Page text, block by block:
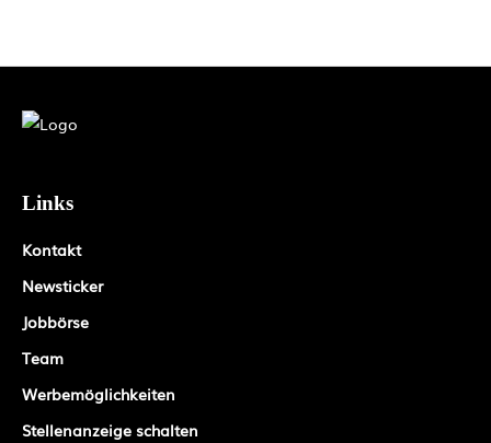
Links
Kontakt
Newsticker
Jobbörse
Team
Werbemöglichkeiten
Stellenanzeige schalten